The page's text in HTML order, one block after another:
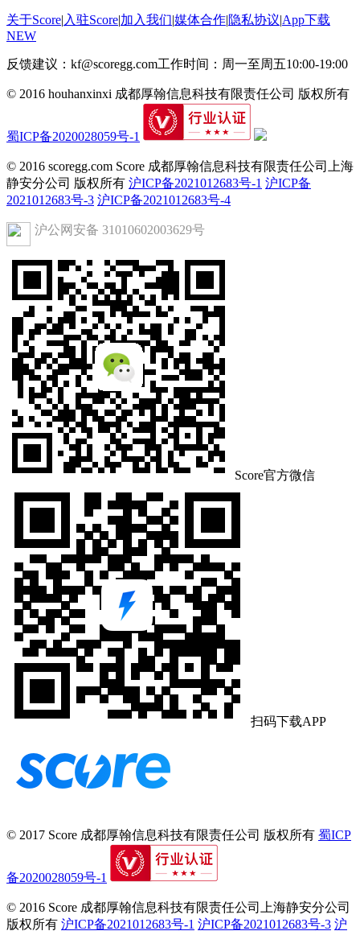
关于Score| 入驻Score|加入我们|媒体合作|隐私协议|App下载
NEW
反馈建议：kf@scoregg.com工作时间：周一至周五10:00-19:00
© 2016 houhanxinxi 成都厚翰信息科技有限责任公司 版权所有
蜀ICP备2020028059号-1
© 2016 scoregg.com Score 成都厚翰信息科技有限责任公司上海
静安分公司 版权所有 沪ICP备2021012683号-1 沪ICP备
2021012683号-3 沪ICP备2021012683号-4
沪公网安备 31010602003629号
Score官方微信
扫码下载APP
© 2017 Score 成都厚翰信息科技有限责任公司 版权所有 蜀ICP
备2020028059号-1
© 2016 Score 成都厚翰信息科技有限责任公司上海静安分公司
版权所有 沪ICP备2021012683号-1 沪ICP备2021012683号-3 沪